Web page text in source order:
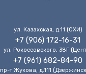
ул. Казахская, д.11 (CХИ)
+7 (906) 172-16-31
ул. Рокоссовского, 38Г
+7 (961) 682-84-90
пр-т Жукова, д.111